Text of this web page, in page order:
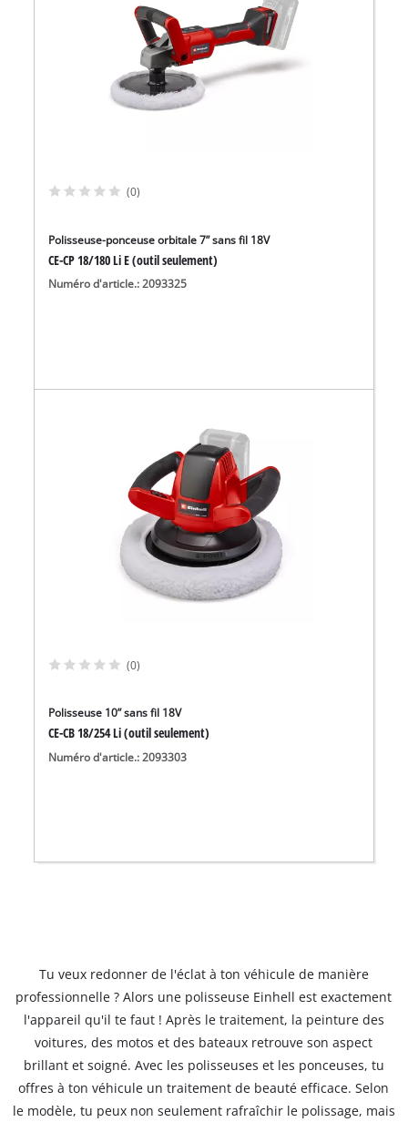
(0)
Polisseuse-ponceuse orbitale 7” sans fil 18V
CE-CP 18/180 Li E (outil seulement)
Numéro d'article.: 2093325
(0)
Polisseuse 10” sans fil 18V
CE-CB 18/254 Li (outil seulement)
Numéro d'article.: 2093303
Tu veux redonner de l'éclat à ton véhicule de manière
professionnelle ? Alors une polisseuse Einhell est exactement
l'appareil qu'il te faut ! Après le traitement, la peinture des
voitures, des motos et des bateaux retrouve son aspect
brillant et soigné. Avec les polisseuses et les ponceuses, tu
offres à ton véhicule un traitement de beauté efficace. Selon
le modèle, tu peux non seulement rafraîchir le polissage, mais